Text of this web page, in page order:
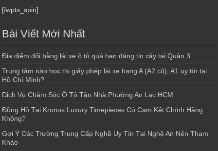
[/wpts_spin]
Bài Viết Mới Nhất
Địa điểm đổi bằng lái xe ô tô quá hạn đáng tin cậy tại Quận 3
Trung tâm nào học thi giấy phép lái xe hạng A (A2 cũ), A1 uy tín tại
Hồ Chí Minh?
Dịch Vụ Chăm Sóc Ô Tô Tận Nhà Phường An Lạc HCM
Đồng Hồ Tại Kronos Luxury Timepieces Có Cam Kết Chính Hãng
Không?
Gợi Ý Các Trường Trung Cấp Nghề Uy Tín Tại Nghệ An Nên Tham
Khảo